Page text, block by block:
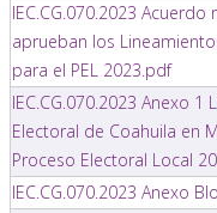
IEC.CG.070.2023
aprueban los
para el PEL 2023.pdf
IEC.CG.070.2023 Anexo
Electoral de Coahuila en
Proceso Electoral Local
IEC.CG.070.2023 Anexo